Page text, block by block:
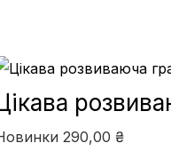
290,00 ₴